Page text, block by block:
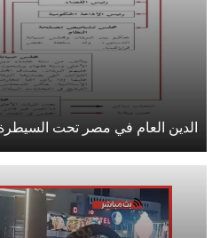
الدين العام في مصر تحت السيطرة